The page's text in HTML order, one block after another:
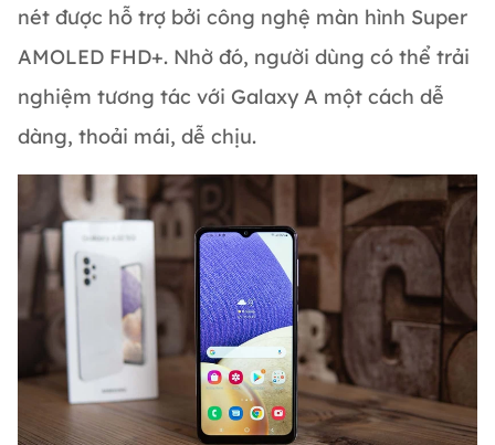
nét được hỗ trợ bởi công nghệ màn hình Super
AMOLED FHD+. Nhờ đó, người dùng có thể trải
nghiệm tương tác với Galaxy A một cách dễ
dàng, thoải mái, dễ chịu.